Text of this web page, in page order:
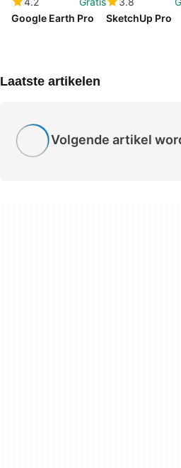
Google Earth Pro
SketchUp Pro
Laatste artikelen
Volgende artikel